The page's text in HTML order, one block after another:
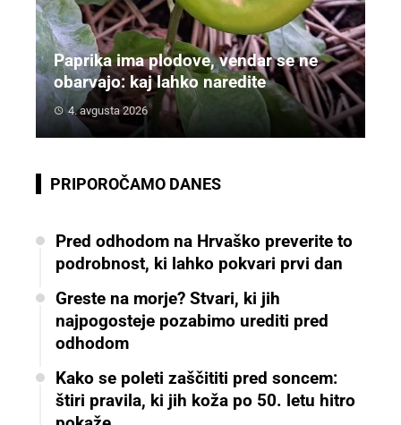
Paprika ima plodove, vendar se ne
obarvajo: kaj lahko naredite
4. avgusta 2026
PRIPOROČAMO DANES
Pred odhodom na Hrvaško preverite to
podrobnost, ki lahko pokvari prvi dan
Greste na morje? Stvari, ki jih
najpogosteje pozabimo urediti pred
odhodom
Kako se poleti zaščititi pred soncem:
štiri pravila, ki jih koža po 50. letu hitro